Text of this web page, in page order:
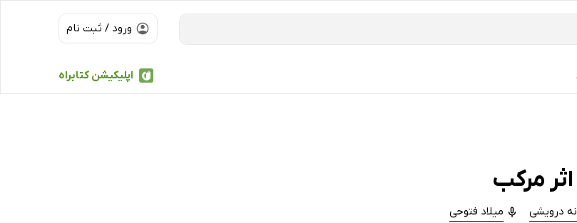
ورود / ثبت نام
اپلیکیشن کتابراه
مرکب
درویشی میلاد فتوحی